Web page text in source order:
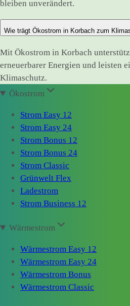
bleiben unverändert.
Wie trägt Ökostrom in Korbach zum
Mit Ökostrom in Korbach
erneuerbarer Energien und leisten
Klimaschutz.
Ökostrom
Strom Easy 12
Strom Easy 24
Strom Bonus 12
Strom Bonus 24
Strom Classic
Grünwelt Flex
Ladestrom
Strom Business 12
Wärmestrom
Wärmestrom Easy 12
Wärmestrom Easy 24
Wärmestrom Bonus
Wärmestrom Classic